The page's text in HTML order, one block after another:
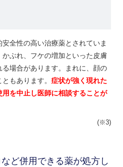
全性の高い治療薬とされていま
ぶれ、フケの増加といった皮膚
る場合があります。まれに、顔の
もあります。 症状が強く現れた
を中止し医師に相談することが
(※3)
ど併用できる薬が処方し